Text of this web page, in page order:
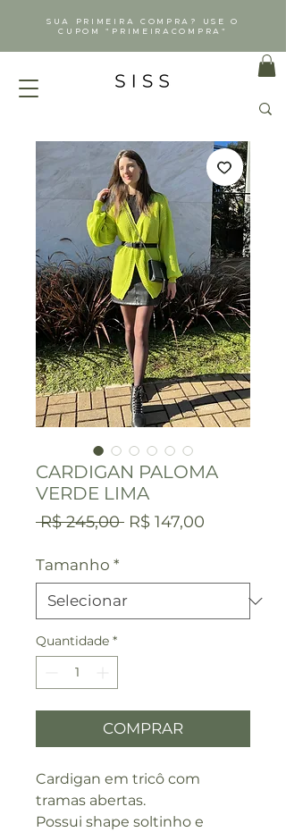
SUA PRIMEIRA COMPRA? USE O
CUPOM "PRIMEIRACOMPRA"
CARDIGAN PALOMA
VERDE LIMA
R$ 245,00 Preço
R$ 147,00
Tamanho *
Quantidade *
COMPRAR
Cardigan em tricô com
tramas abertas.
Possui shape soltinho e